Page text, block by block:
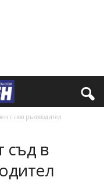
с нов ръководител
съд в